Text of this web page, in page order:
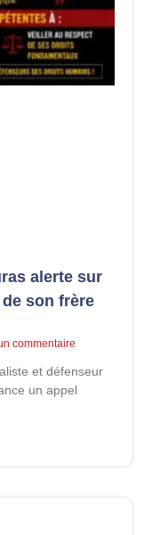
alerte sur
son frère
commentaire
et défenseur
un appel